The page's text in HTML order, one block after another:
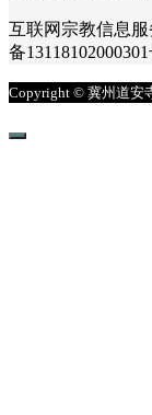
互联网宗教信息
备
Copyright © 冀州道安